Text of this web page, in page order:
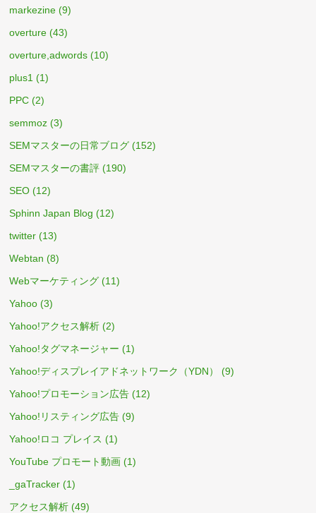
markezine (9)
overture (43)
overture,adwords (10)
plus1 (1)
PPC (2)
semmoz (3)
SEMマスターの日常ブログ (152)
SEMマスターの書評 (190)
SEO (12)
Sphinn Japan Blog (12)
twitter (13)
Webtan (8)
Webマーケティング (11)
Yahoo (3)
Yahoo!アクセス解析 (2)
Yahoo!タグマネージャー (1)
Yahoo!ディスプレイアドネットワーク（YDN）
(9)
Yahoo!プロモーション広告 (12)
Yahoo!リスティング広告 (9)
Yahoo!ロコ プレイス (1)
YouTube プロモート動画 (1)
_gaTracker (1)
アクセス解析 (49)